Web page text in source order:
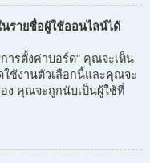
รายชื่อผู้ใช้ออนไลน์ได้
ารตั้งค่าบอร์ด" คุณจะเห็น
ใช้งานตัวเลือกนี้และคุณจะ
ง คุณจะถูกนับเป็นผู้ใช้ที่